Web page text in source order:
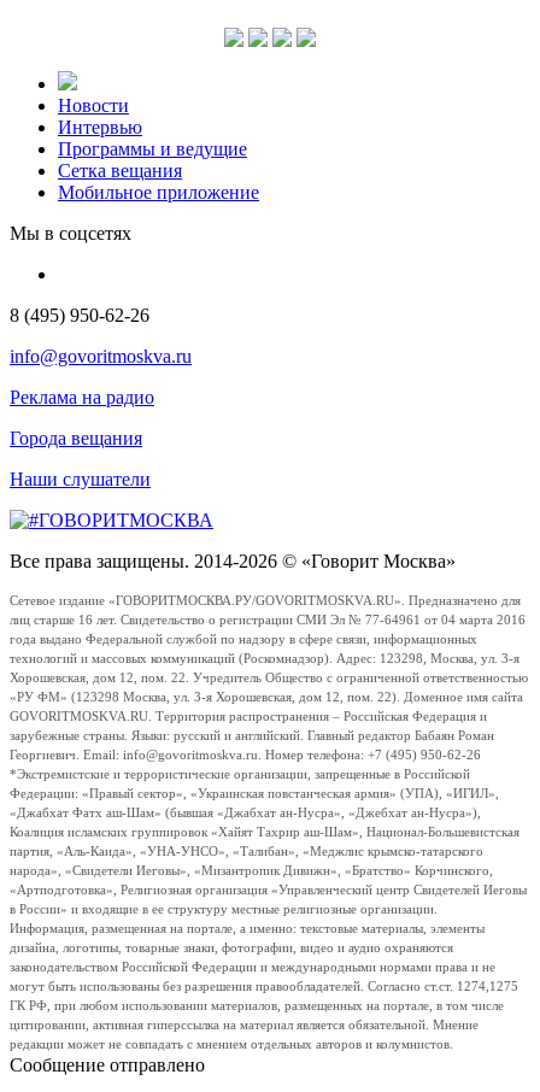
Новости
Интервью
Программы и ведущие
Сетка вещания
Мобильное приложение
Мы в соцсетях
8 (495) 950-62-26
info@govoritmoskva.ru
Реклама на радио
Города вещания
Наши слушатели
Все права защищены. 2014-2026 © «Говорит Москва»
Сетевое издание «ГОВОРИТМОСКВА.РУ/GOVORITMOSKVA.RU». Предназначено для
лиц старше 16 лет. Свидетельство о регистрации СМИ Эл № 77-64961 от 04 марта 2016
года выдано Федеральной службой по надзору в сфере связи, информационных
технологий и массовых коммуникаций (Роскомнадзор). Адрес: 123298, Москва, ул. 3-я
Хорошевская, дом 12, пом. 22. Учредитель Общество с ограниченной ответственностью
«РУ ФМ» (123298 Москва, ул. 3-я Хорошевская, дом 12, пом. 22). Доменное имя сайта
GOVORITMOSKVA.RU. Территория распространения – Российская Федерация и
зарубежные страны. Языки: русский и английский. Главный редактор Бабаян Роман
Георгиевич. Email: info@govoritmoskva.ru. Номер телефона: +7 (495) 950-62-26
*Экстремистские и террористические организации, запрещенные в Российской
Федерации: «Правый сектор», «Украинская повстанческая армия» (УПА), «ИГИЛ»,
«Джабхат Фатх аш-Шам» (бывшая «Джабхат ан-Нусра», «Джебхат ан-Нусра»),
Коалиция исламских группировок «Хайят Тахрир аш-Шам», Национал-Большевистская
партия, «Аль-Каида», «УНА-УНСО», «Талибан», «Меджлис крымско-татарского
народа», «Свидетели Иеговы», «Мизантропик Дивижн», «Братство» Корчинского,
«Артподготовка», Религиозная организация «Управленческий центр Свидетелей Иеговы
в России» и входящие в ее структуру местные религиозные организации.
Информация, размещенная на портале, а именно: текстовые материалы, элементы
дизайна, логотипы, товарные знаки, фотографии, видео и аудио охраняются
законодательством Российской Федерации и международными нормами права и не
могут быть использованы без разрешения правообладателей. Согласно ст.ст. 1274,1275
ГК РФ, при любом использовании материалов, размещенных на портале, в том числе
цитировании, активная гиперссылка на материал является обязательной. Мнение
редакции может не совпадать с мнением отдельных авторов и колумнистов.
Сообщение отправлено